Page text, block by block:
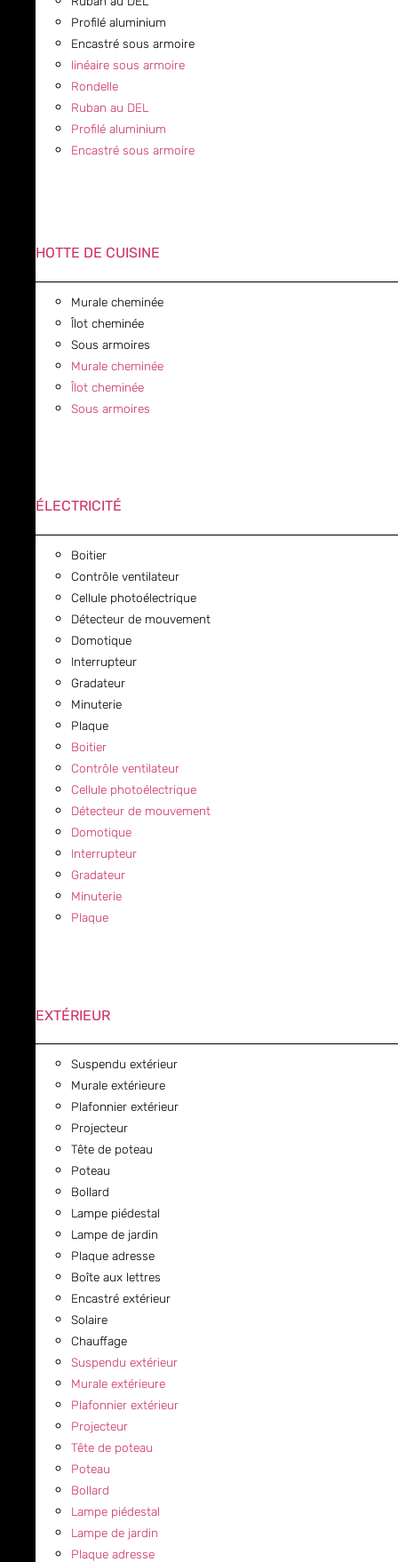
Profilé aluminium
Encastré sous armoire
linéaire sous armoire
Rondelle
Ruban au DEL
Profilé aluminium
Encastré sous armoire
HOTTE DE CUISINE
Murale cheminée
Îlot cheminée
Sous armoires
Murale cheminée
Îlot cheminée
Sous armoires
ÉLECTRICITÉ
Boitier
Contrôle ventilateur
Cellule photoélectrique
Détecteur de mouvement
Domotique
Interrupteur
Gradateur
Minuterie
Plaque
Boitier
Contrôle ventilateur
Cellule photoélectrique
Détecteur de mouvement
Domotique
Interrupteur
Gradateur
Minuterie
Plaque
EXTÉRIEUR
Suspendu extérieur
Murale extérieure
Plafonnier extérieur
Projecteur
Tête de poteau
Poteau
Bollard
Lampe piédestal
Lampe de jardin
Plaque adresse
Boîte aux lettres
Encastré extérieur
Solaire
Chauffage
Suspendu extérieur
Murale extérieure
Plafonnier extérieur
Projecteur
Tête de poteau
Poteau
Bollard
Lampe piédestal
Lampe de jardin
Plaque adresse